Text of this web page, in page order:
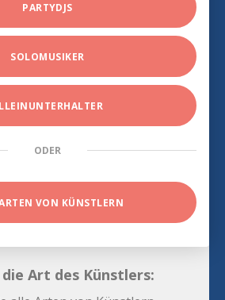
PARTYDJS
SOLOMUSIKER
ODER
VON KÜNSTLERN
die Art des Künstlers: